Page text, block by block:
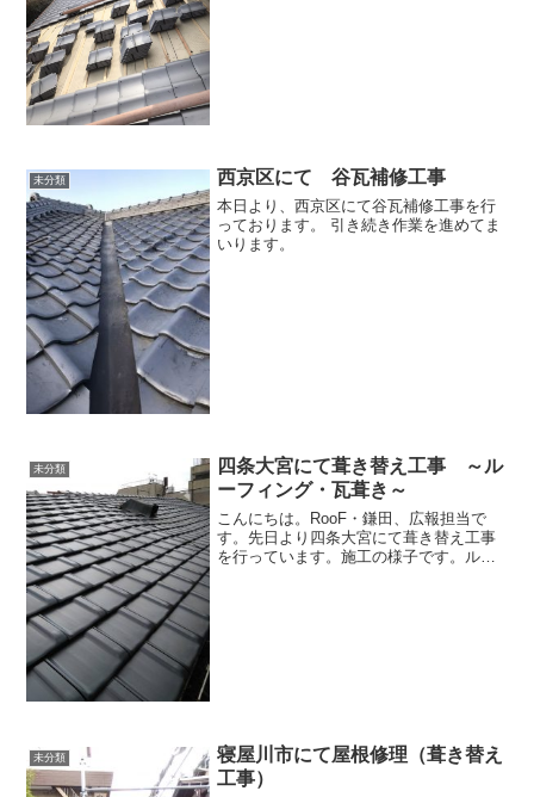
未分類 西京区にて 谷瓦補修工事
本日より、西京区にて谷瓦補修工事を行
っております。 引き続き作業を進めてま
いります。
未分類
四条大宮にて葺き替え工事 ～ル
ーフィング・瓦葺き～
こんにちは。RooF・鎌田、広報担当で
す。先日より四条大宮にて葺き替え工事
を行っています。施工の様子です。ルー
未分類
寝屋川市にて屋根修理（葺き替え
工事）